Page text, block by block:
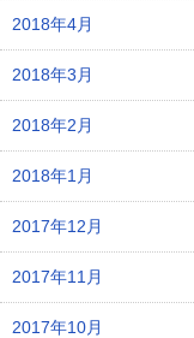
2018年4月
2018年3月
2018年2月
2018年1月
2017年12月
2017年11月
2017年10月